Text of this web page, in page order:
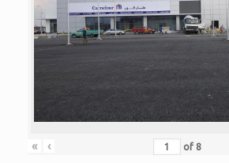
« ‹ of 8